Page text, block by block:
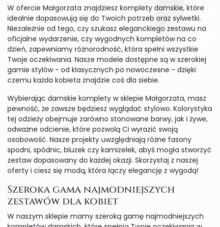
W ofercie Małgorzata znajdziesz komplety damskie, które
idealnie dopasowują się do Twoich potrzeb oraz sylwetki.
Niezależnie od tego, czy szukasz eleganckiego zestawu na
oficjalne wydarzenie, czy wygodnych kompletów na co
dzień, zapewniamy różnorodność, która spełni wszystkie
Twoje oczekiwania. Nasze modele dostępne są w szerokiej
gamie stylów - od klasycznych po nowoczesne - dzięki
czemu każda kobieta znajdzie coś dla siebie.
Wybierając damskie komplety w sklepie Małgorzata, masz
pewność, że zawsze będziesz wyglądać stylowo. Kolorystyka
tej odzieży obejmuje zarówno stonowane barwy, jak i żywe,
odważne odcienie, które pozwolą Ci wyrazić swoją
osobowość. Nasze projekty uwzględniają różne fasony
spodni, spódnic, bluzek czy kamizelek, abyś mogła stworzyć
zestaw dopasowany do każdej okazji. Skorzystaj z naszej
oferty i ciesz się modą, która łączy elegancję z wygodą!
Szeroka gama najmodniejszych
zestawów dla kobiet
W naszym sklepie mamy szeroką gamę najmodniejszych